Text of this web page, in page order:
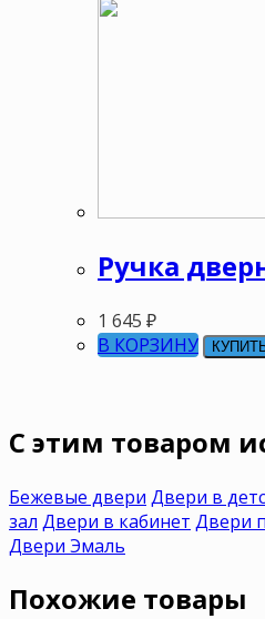
Ручка
1 645 ₽
В КОРЗИНУ
C этим товаром
Бежевые двери Двери в
зал Двери в кабинет Двери
Двери Эмаль
Похожие товары